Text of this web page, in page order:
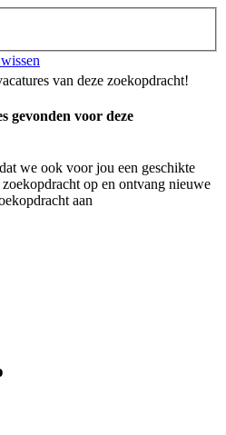
van deze zoekopdracht!
gevonden voor deze
we ook voor jou een geschikte
op en ontvang nieuwe
aan